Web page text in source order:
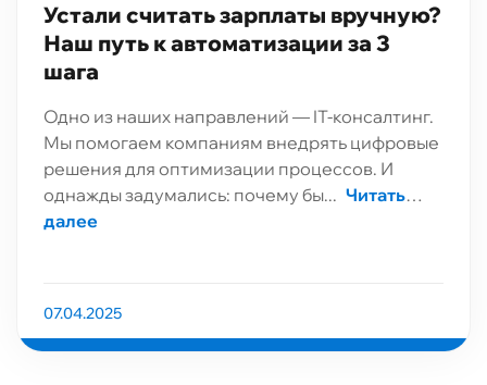
Устали считать зарплаты вручную?
Наш путь к автоматизации за 3
шага
Одно из наших направлений — IT-консалтинг.
Мы помогаем компаниям внедрять цифровые
решения для оптимизации процессов. И
однажды задумались: почему бы... Читать
далее
07.04.2025